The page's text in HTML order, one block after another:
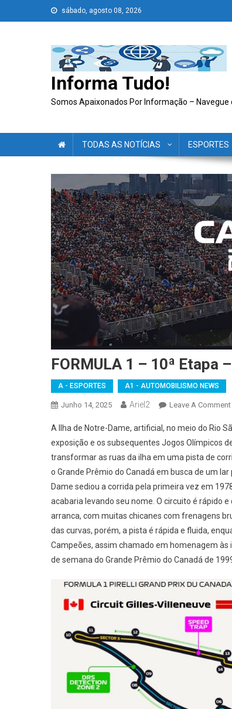
to
sábado, agosto 08, 2026
Informa Tudo!
Somos Apaixonados Por Informação – Navegue
TODAS AS NOTÍCIAS ESPORTES
FORMULA 1 – 10ª Etapa
A - ESPORTES A1 - AUTOMOBILISMO NEWS
Junho 14, 2025 Ariel2 Leave A Comment
A Ilha de Notre-Dame, artificial, no meio do Rio
exposição e os subsequentes Jogos Olímpicos
transformar as ruas da ilha em uma pista de
o Grande Prêmio do Canadá em busca de um
Dame sediou a corrida pela primeira vez em
acabaria levando seu nome. O circuito é rápido
arranca, com muitas chicanes com frenagens
das curvas, porém, a pista é rápida e fluida,
Campeões, assim chamado em homenagem às
de semana do Grande Prêmio do Canadá de